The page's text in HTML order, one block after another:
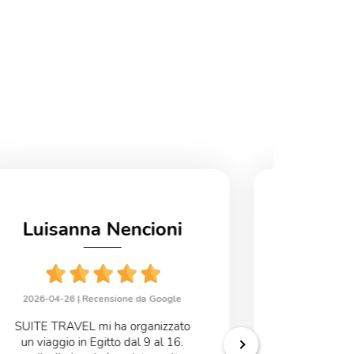
Luisanna Nencioni
2026-04-26 | Recensione da Google
SUITE TRAVEL mi ha organizzato
un viaggio in Egitto dal 9 al 16.